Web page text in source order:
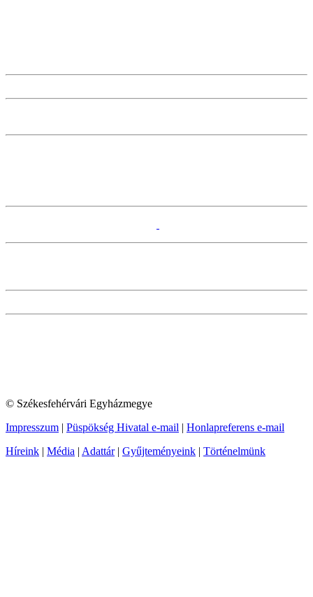
© Székesfehérvári Egyházmegye
Impresszum | Püspökség Hivatal e-mail | Honlapreferens e-mail
Híreink | Média | Adattár| Gyűjteményeink | Történelmünk